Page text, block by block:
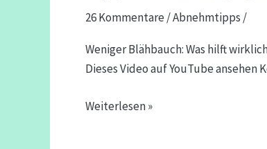
26 Kommentare /Abnehmtipps /
Weniger Blähbauch: Was hilft
Dieses Video auf YouTube
hilft
wirklich?
Die
Tipps
Weiterlesen »